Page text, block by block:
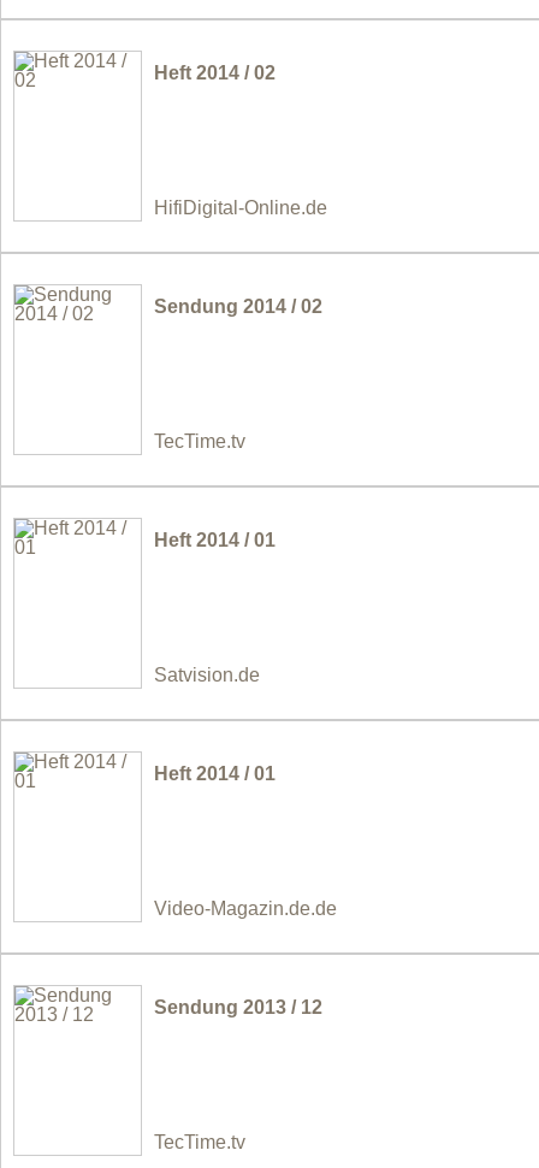
Heft 2014 / 02
HifiDigital-Online.de
Sendung 2014 / 02
TecTime.tv
Heft 2014 / 01
Satvision.de
Heft 2014 / 01
Video-Magazin.de.de
Sendung 2013 / 12
TecTime.tv